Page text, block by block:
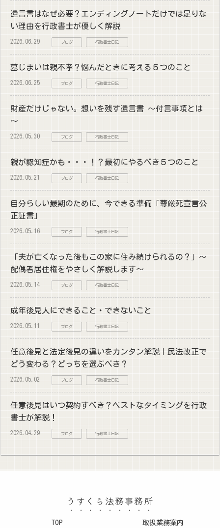
遺言書はなぜ必要？エンディングノートだけでは足りな
い理由を行政書士が優しく解説
2026.06.29 ブログ 行政書士日記
墓じまいは親不孝？悩んだときに考える５つのこと
2026.06.25 ブログ 行政書士日記
財産だけじゃない。想いを残す遺言書 ～付言事項とは
～
2026.05.30 ブログ 行政書士日記
親が認知症かも・・・！？最初にやるべき５つのこと
2026.05.21 ブログ 行政書士日記
自分らしい最期のために、今できる準備「尊厳死宣言公
正証書」
2026.05.16 ブログ 行政書士日記
「夫が亡くなった後もこの家に住み続けられるの？」～
配偶者居住権をやさしく解説します～
2026.05.14 ブログ 行政書士日記
成年後見人にできること・できないこと
2026.05.11 ブログ 行政書士日記
任意後見と法定後見の違いをカンタン解説｜民法改正で
どう変わる？どっちを選ぶべき？
2026.05.02 ブログ 行政書士日記
任意後見はいつ契約すべき？ベストなタイミングを行政
書士が解説！
2026.04.29 ブログ 行政書士日記
うすくら法務事務所
TOP 取扱業務案内